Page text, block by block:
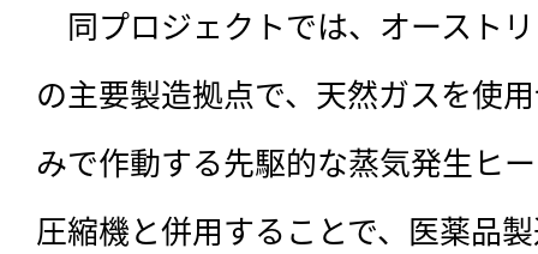
同プロジェクトでは、オースト
の主要製造拠点で、天然ガスを使
みで作動する先駆的な蒸気発生ヒ
圧縮機と併用することで、医薬品